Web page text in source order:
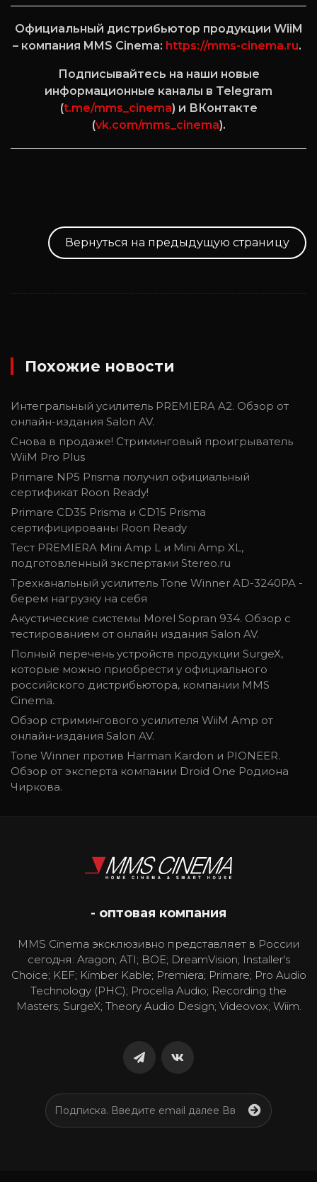
Официальный дистрибьютор продукции WiiM
– компания MMS Cinema: https://mms-cinema.ru.
Подписывайтесь на наши новые
информационные каналы в Telegram
(t.me/mms_cinema) и ВКонтакте
(vk.com/mms_cinema).
Вернуться на предыдущую страницу
Похожие новости
Интегральный усилитель PREMIERA A2. Обзор от
онлайн-издания Salon AV.
Снова в продаже! Стриминговый проигрыватель
WiiM Pro Plus
Primare NP5 Prisma получил официальный
сертификат Roon Ready!
Primare CD35 Prisma и CD15 Prisma
сертифицированы Roon Ready
Тест PREMIERA Mini Amp L и Mini Amp XL,
подготовленный экспертами Stereo.ru
Трехканальный усилитель Tone Winner AD-3240PA -
берем нагрузку на себя
Акустические системы Morel Sopran 934. Обзор с
тестированием от онлайн издания Salon AV.
Полный перечень устройств продукции SurgeX,
которые можно приобрести у официального
российского дистрибьютора, компании MMS
Cinema.
Обзор стримингового усилителя WiiM Amp от
онлайн-издания Salon AV.
Tone Winner против Harman Kardon и PIONEER.
Обзор от эксперта компании Droid One Родиона
Чиркова.
- оптовая компания
MMS Cinema эксклюзивно представляет в России
сегодня: Aragon; ATI; BOE; DreamVision; Installer's
Choice; KEF; Kimber Kable; Premiera; Primare; Pro Audio
Technology (PHC); Procella Audio; Recording the
Masters; SurgeX; Theory Audio Design; Videovox; Wiim.